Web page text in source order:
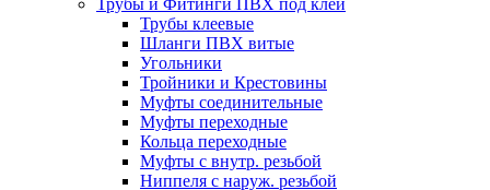
Трубы клеевые
Шланги ПВХ витые
Угольники
Тройники и Крестовины
Муфты соединительные
Муфты переходные
Кольца переходные
Муфты с внутр. резьбой
Ниппеля с наруж. резьбой